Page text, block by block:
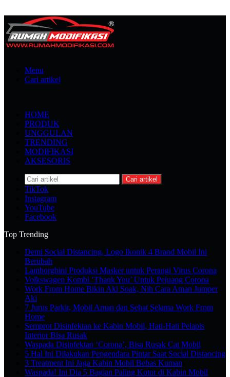
Menu
Cari artikel
HOME
PRODUK
UNGGULAN
TRENDING
MODIFIKASI
AKSESORIS
Cari artikel
TikTok
Instagram
YouTube
Facebook
Top Trending
Demi Social Distancing, Logo Ikonik 4 Brand Mobil Ini
Berubah
Lamborghini Produksi Masker untuk Perangi Virus Corona
Volkswagen Kombi ‘Thank You’ Untuk Pejuang Corona
Work From Home Bikin Aki Soak, Nih Cara Aman Jumper
Aki
7 Jurus Parkir, Mobil Aman dan Sehat Selama Work From
Home
Semprot Disinfektan ke Kabin Mobil, Hati-Hati Pelapis
Interior Bisa Rusak
Waspada Disinfektan ‘Corona’, Bisa Rusak Cat Mobil
5 Hal Ini Dilakukan Pengendara Pintar Saat Social Distancing
3 Treatment Ini Jaga Kabin Mobil Bebas Kuman
Waspada! Ini Dia 5 Bagian Paling Kotor di Kabin Mobil